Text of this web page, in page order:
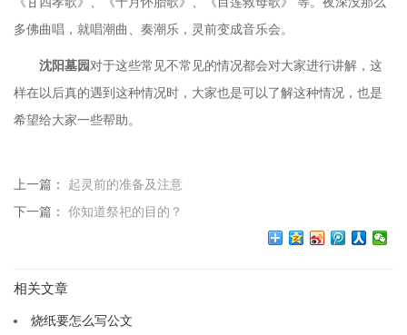
多佛曲唱，就唱潮曲、奏潮乐，灵前变成音乐会。
沈阳墓园对于这些常见不常见的情况都会对大家进行讲解，这
样在以后真的遇到这种情况时，大家也是可以了解这种情况，也是
希望给大家一些帮助。
上一篇： 起灵前的准备及注意
下一篇： 你知道祭祀的目的？
相关文章
烧纸要怎么写公文